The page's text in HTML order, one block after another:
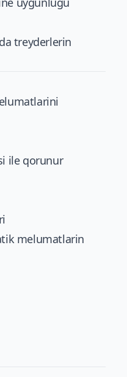
treyderlerin
ile qorunur
melumatlarin